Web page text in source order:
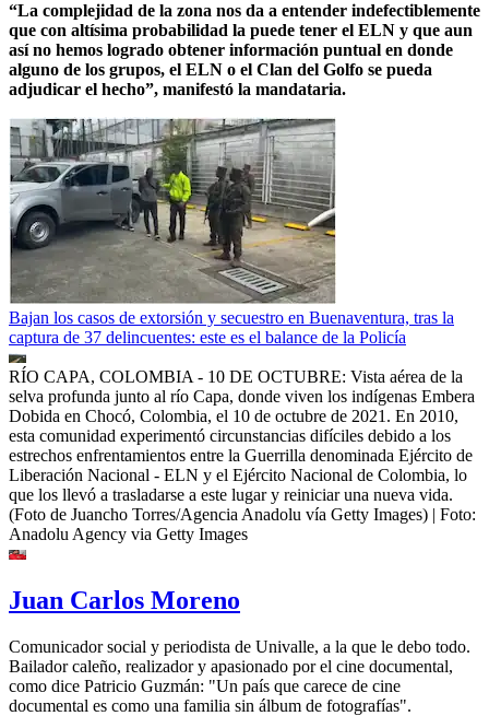
“La complejidad de la zona nos da a entender indefectiblemente
que con altísima probabilidad la puede tener el ELN y que aun
así no hemos logrado obtener información puntual en donde
alguno de los grupos, el ELN o el Clan del Golfo se pueda
adjudicar el hecho”, manifestó la mandataria.
Bajan los casos de extorsión y secuestro en Buenaventura, tras la
captura de 37 delincuentes: este es el balance de la Policía
RÍO CAPA, COLOMBIA - 10 DE OCTUBRE: Vista aérea de la
selva profunda junto al río Capa, donde viven los indígenas Embera
Dobida en Chocó, Colombia, el 10 de octubre de 2021. En 2010,
esta comunidad experimentó circunstancias difíciles debido a los
estrechos enfrentamientos entre la Guerrilla denominada Ejército de
Liberación Nacional - ELN y el Ejército Nacional de Colombia, lo
que los llevó a trasladarse a este lugar y reiniciar una nueva vida.
(Foto de Juancho Torres/Agencia Anadolu vía Getty Images) | Foto:
Anadolu Agency via Getty Images
Juan Carlos Moreno
Comunicador social y periodista de Univalle, a la que le debo todo.
Bailador caleño, realizador y apasionado por el cine documental,
como dice Patricio Guzmán: "Un país que carece de cine
documental es como una familia sin álbum de fotografías".